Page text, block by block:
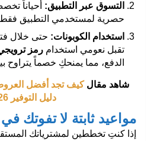
التسوق عبر التطبيق: أحياناً
حصرية لمستخدمي التطبيق فقط
استخدام الكوبونات: حتى خلال
تقبل نعومي استخدام رمز
الدفع، مما يمنحكِ خصماً يتراوح بين 5% إلى 15%
شاهد مقالكيف تجد أفضل
دليل التوفير 2026
مواعيد ثابتة لا
إذا كنتِ تخططين لمشترياتك